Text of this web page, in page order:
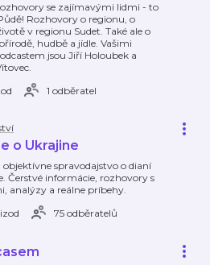
se zajímavými lidmi - to
Rozhovory o regionu, o
v regionu Sudet. Také ale o
hudbě a jídle. Vašimi
jsou Jiří Holoubek a
1 odběratel
o Ukrajine
spravodajstvo o dianí
Čerstvé informácie, rozhovory s
analýzy a reálne príbehy.
75 odběratelů